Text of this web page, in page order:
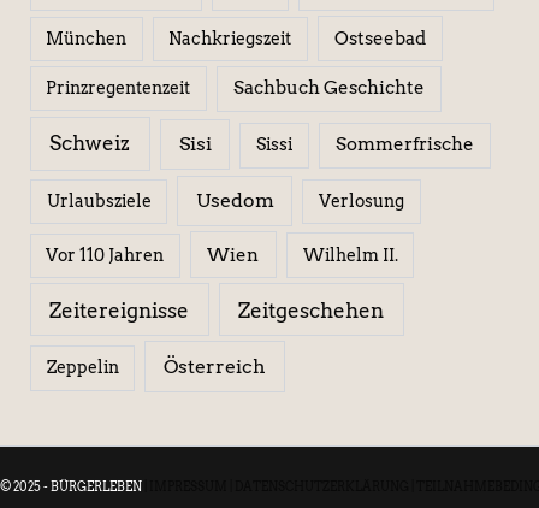
München Nachkriegszeit Ostseebad
Prinzregentenzeit Sachbuch Geschichte
Schweiz Sisi Sissi Sommerfrische
Urlaubsziele Usedom Verlosung
Vor 110 Jahren Wien Wilhelm II.
Zeitereignisse Zeitgeschehen
Zeppelin Österreich
© 2025 - BÜRGERLEBEN